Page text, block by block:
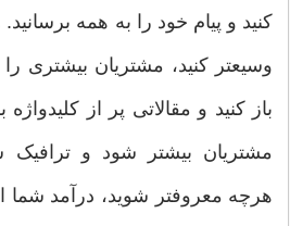
کنید و پیام خود را به همه
وسیعتر کنید، مشتریان بیشتری
باز کنید و مقالاتی پر از کلیدواژه
مشتریان بیشتر شود و ترافیک
هرچه معروفتر شوید، درآمد شما